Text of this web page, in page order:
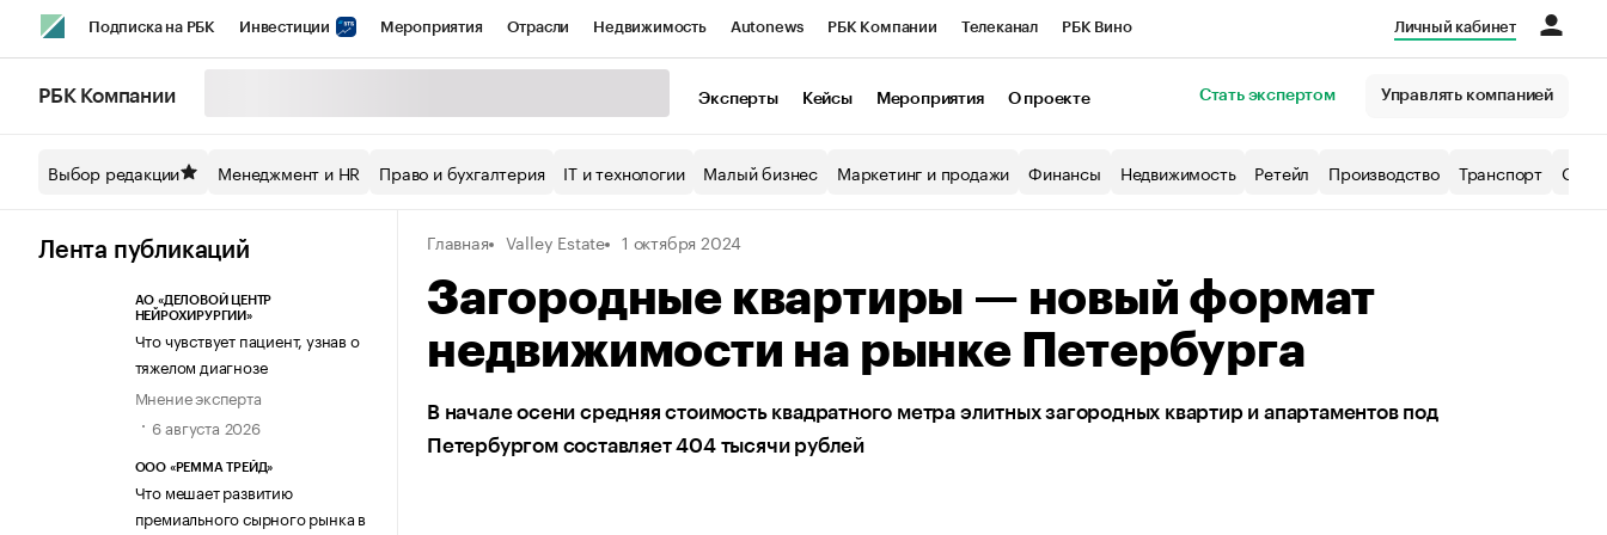
Подписка на РБК Инвестиции Мероприятия Отрасли Недвижимость Autonews РБК Компании Телеканал РБК Вино
Спецпроекты СПб Конференции СПб Спецпроекты Экономика Бизнес
Технологии и медиа Рынок наличной валюты
Личный кабинет
РБК Компании Эксперты Кейсы Мероприятия О проекте Стать экспертом Управлять компанией
Выбор редакции Менеджмент и HR Право и бухгалтерия IT и технологии Малый бизнес Маркетинг и продажи Финансы Недвижимость Ретейл Производство Транспорт
Лента публикаций
АО «ДЕЛОВОЙ ЦЕНТР
НЕЙРОХИРУРГИИ»
Что чувствует пациент, узнав о
тяжелом диагнозе
Мнение эксперта
6 августа 2026
ООО «РЕММА ТРЕЙД»
Что мешает развитию
премиального сырного рынка в
Главная Valley Estate 1 октября 2024
Загородные квартиры — новый формат
недвижимости на рынке Петербурга
В начале осени средняя стоимость квадратного метра элитных загородных квартир и апартаментов под
Петербургом составляет 404 тысячи рублей